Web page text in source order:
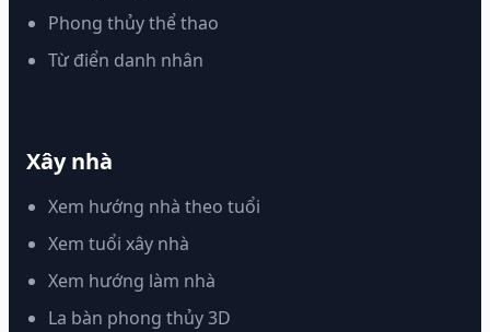
Phong thủy thể thao
Từ điển danh nhân
Xây nhà
Xem hướng nhà theo tuổi
Xem tuổi xây nhà
Xem hướng làm nhà
La bàn phong thủy 3D